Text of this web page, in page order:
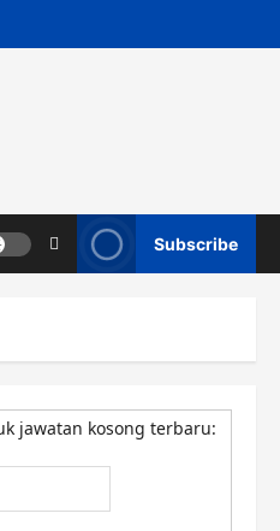
Subscribe
jawatan kosong terbaru: